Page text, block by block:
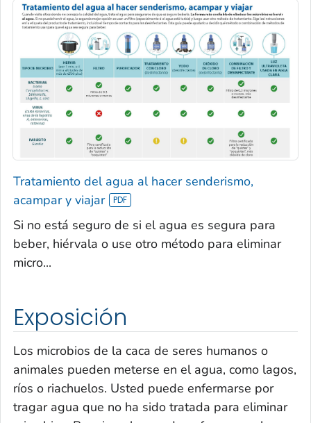
Tratamiento del agua al hacer senderismo,
acampar y viajar
Si no está seguro de si el agua es segura para
beber, hiérvala o use otro método para eliminar
micro...
Exposición
Los microbios de la caca de seres humanos o
animales pueden meterse en el agua, como lagos,
ríos o riachuelos. Usted puede enfermarse por
tragar agua que no ha sido tratada para eliminar